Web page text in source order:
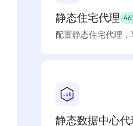
静态住宅代理
配置静态住宅代理，
静态数据中心代